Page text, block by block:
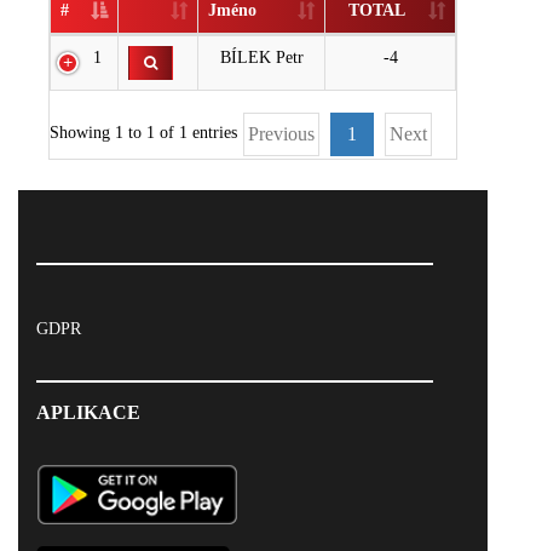
# Jméno TOTAL
1 BÍLEK Petr -4
Showing 1 to 1 of 1 entries Previous 1 Next
GDPR
APLIKACE